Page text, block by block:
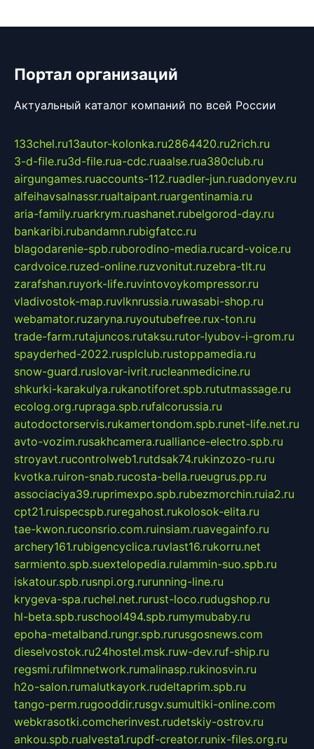
Портал организаций
Актуальный каталог компаний по всей России
133chel.ru13autor-kolonka.ru2864420.ru2rich.ru
3-d-file.ru3d-file.rua-cdc.ruaalse.rua380club.ru
airgungames.ruaccounts-112.ruadler-jun.ruadonyev.ru
alfeihavsalnassr.rualtaipant.ruargentinamia.ru
aria-family.ruarkrym.ruashanet.rubelgorod-day.ru
bankaribi.rubandamn.rubigfatcc.ru
blagodarenie-spb.ruborodino-media.rucard-voice.ru
cardvoice.ruzed-online.ruzvonitut.ruzebra-tlt.ru
zarafshan.ruyork-life.ruvintovoykompressor.ru
vladivostok-map.ruvlknrussia.ruwasabi-shop.ru
webamator.ruzaryna.ruyoutubefree.rux-ton.ru
trade-farm.rutajuncos.rutaksu.rutor-lyubov-i-grom.ru
spayderhed-2022.rusplclub.rustoppamedia.ru
snow-guard.ruslovar-ivrit.rucleanmedicine.ru
shkurki-karakulya.rukanotiforet.spb.rututmassage.ru
ecolog.org.rupraga.spb.rufalcorussia.ru
autodoctorservis.rukamertondom.spb.runet-life.net.ru
avto-vozim.rusakhcamera.rualliance-electro.spb.ru
stroyavt.rucontrolweb1.rutdsak74.rukinzozo-ru.ru
kvotka.ruiron-snab.rucosta-bella.rueugrus.pp.ru
associaciya39.ruprimexpo.spb.rubezmorchin.ruia2.ru
cpt21.ruispecspb.ruregahost.rukolosok-elita.ru
tae-kwon.ruconsrio.com.ruinsiam.ruavegainfo.ru
archery161.rubigencyclica.ruvlast16.rukorru.net
sarmiento.spb.suextelopedia.rulammin-suo.spb.ru
iskatour.spb.rusnpi.org.rurunning-line.ru
krygeva-spa.ruchel.net.rurust-loco.rudugshop.ru
hl-beta.spb.ruschool494.spb.rumymubaby.ru
epoha-metalband.rungr.spb.rurusgosnews.com
dieselvostok.ru24hostel.msk.ruw-dev.ruf-ship.ru
regsmi.rufilmnetwork.rumalinasp.rukinosvin.ru
h2o-salon.rumalutkayork.rudeltaprim.spb.ru
tango-perm.rugooddir.rusgv.sumultiki-online.com
webkrasotki.comcherinvest.rudetskiy-ostrov.ru
ankou.spb.rualvesta1.rupdf-creator.runix-files.org.ru